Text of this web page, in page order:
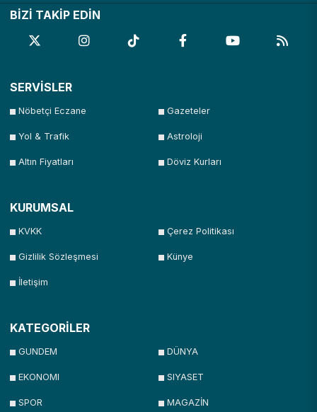
BİZİ TAKİP EDİN
SERVİSLER
Nöbetçi Eczane Gazeteler
Yol & Trafik Astroloji
Altın Fiyatları Döviz Kurları
KURUMSAL
KVKK Çerez Politikası
Gizlilik Sözleşmesi Künye
İletişim
KATEGORİLER
GUNDEM DÜNYA
EKONOMI SIYASET
SPOR MAGAZİN